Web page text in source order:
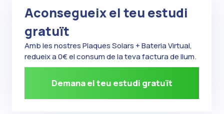
Aconsegueix el teu estudi
gratuït
Amb les nostres Plaques Solars + Bateria Virtual,
redueix a 0€ el consum de la teva factura de llum.
Demana el teu estudi gratuït